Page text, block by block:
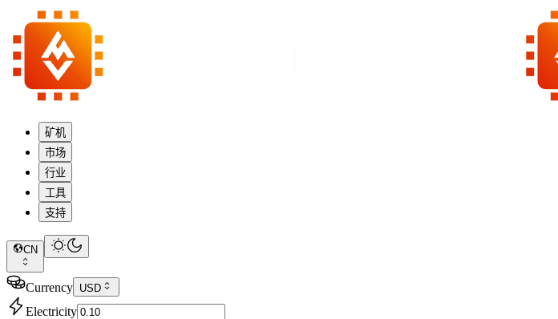
矿机
市场
行业
工具
支持
CN
Currency USD
Electricity